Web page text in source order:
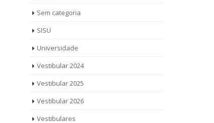
Sem categoria
SISU
Universidade
Vestibular 2024
Vestibular 2025
Vestibular 2026
Vestibulares